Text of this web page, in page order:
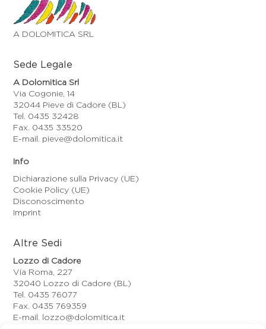
A DOLOMITICA SRL
Sede Legale
A Dolomitica Srl
Via Cogonie, 14
32044 Pieve di Cadore (BL)
Tel. 0435 32428
Fax. 0435 33520
E-mail. pieve@dolomitica.it
Info
Dichiarazione sulla Privacy (UE)
Cookie Policy (UE)
Disconoscimento
Imprint
Altre Sedi
Lozzo di Cadore
Via Roma, 227
32040 Lozzo di Cadore (BL)
Tel. 0435 76077
Fax. 0435 769359
E-mail. lozzo@dolomitica.it